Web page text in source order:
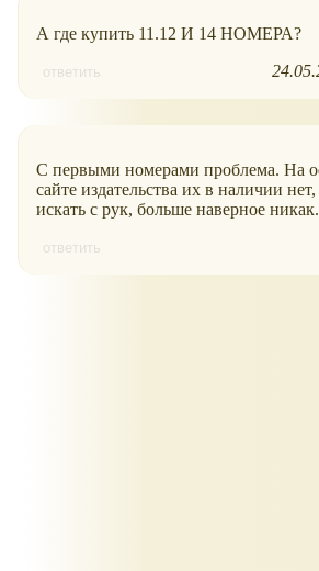
А где купить 11.12 И 14 НОМЕРА?
ответить
С первыми номерами проблема. На
сайте издательства их в наличии
искать с рук, больше наверное никак.
ответить